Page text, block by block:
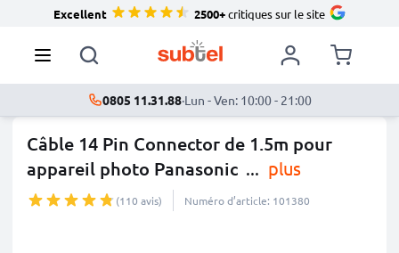
Excellent 2500+critiques sur le site
0805 11.31.88·Lun - Ven: 10:00 - 21:00
Câble 14 Pin Connector de 1.5m pour
appareil photo Panasonic ... plus
(110 avis) Numéro d’article: 101380